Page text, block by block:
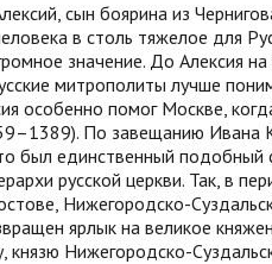
сын боярина из
в столь тяжелое для
значение. До Алексия
митрополиты лучше
особенно помог Москве,
По завещанию Ивана
был единственный подобный
русской церкви. Так, в
Нижегородско-
ярлык на великое
Нижегородско-